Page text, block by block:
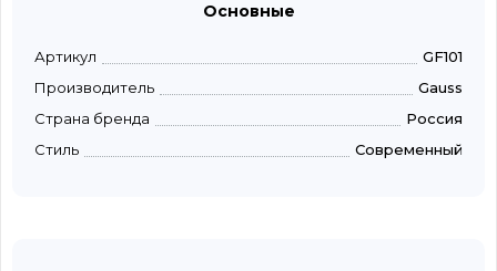
Основные
Артикул
GF101
Производитель
Gauss
Страна бренда
Россия
Стиль
Современный